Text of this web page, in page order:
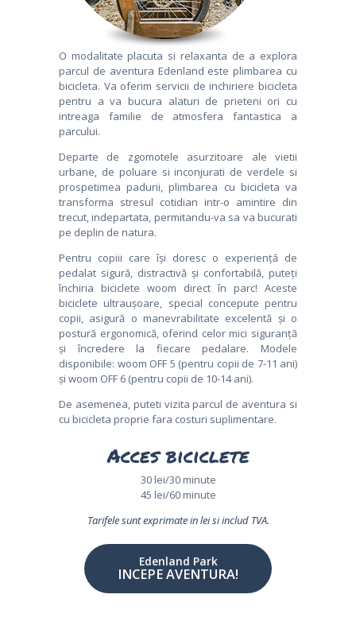
O modalitate placuta si relaxanta de a explora
parcul de aventura Edenland este plimbarea cu
bicicleta. Va oferim servicii de inchiriere bicicleta
pentru a va bucura alaturi de prieteni ori cu
intreaga familie de atmosfera fantastica a
parcului.
Departe de zgomotele asurzitoare ale vietii
urbane, de poluare si inconjurati de verdele si
prospetimea padurii, plimbarea cu bicicleta va
transforma stresul cotidian intr-o amintire din
trecut, indepartata, permitandu-va sa va bucurati
pe deplin de natura.
Pentru copiii care își doresc o experiență de
pedalat sigură, distractivă și confortabilă, puteți
închiria biciclete woom direct în parc! Aceste
biciclete ultraușoare, special concepute pentru
copii, asigură o manevrabilitate excelentă și o
postură ergonomică, oferind celor mici siguranță
și încredere la fiecare pedalare. Modele
disponibile: woom OFF 5 (pentru copii de 7-11 ani)
și woom OFF 6 (pentru copii de 10-14 ani).
De asemenea, puteti vizita parcul de aventura si
cu bicicleta proprie fara costuri suplimentare.
Acces biciclete
30 lei/30 minute
45 lei/60 minute
Tarifele sunt exprimate in lei si includ TVA.
Edenland Park
INCEPE AVENTURA!